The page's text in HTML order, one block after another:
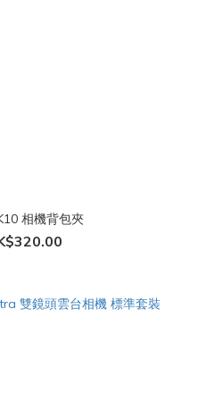
相機背包夾